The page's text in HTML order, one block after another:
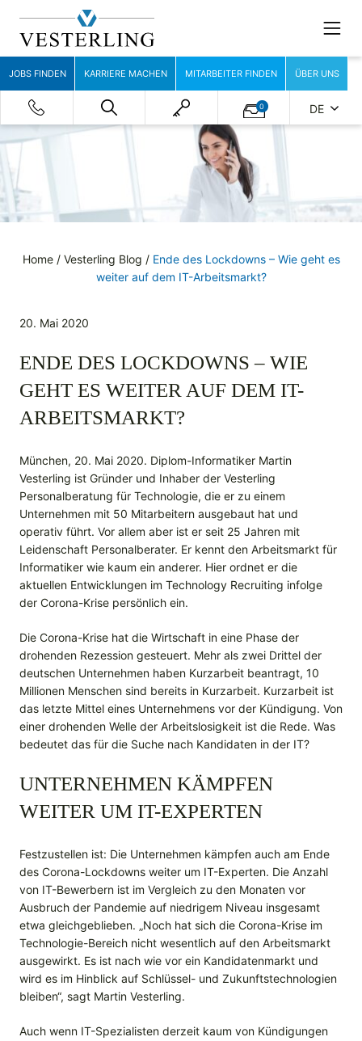
JOBS FINDEN KARRIERE MACHEN MITARBEITER FINDEN ÜBER UNS
0 DE
Home/ Vesterling Blog / Ende des Lockdowns – Wie geht es
weiter auf dem IT-Arbeitsmarkt?
20. Mai 2020
ENDE DES LOCKDOWNS – WIE
GEHT ES WEITER AUF DEM IT-
ARBEITSMARKT?
München, 20. Mai 2020. Diplom-Informatiker Martin
Vesterling ist Gründer und Inhaber der Vesterling
Personalberatung für Technologie, die er zu einem
Unternehmen mit 50 Mitarbeitern ausgebaut hat und
operativ führt. Vor allem aber ist er seit 25 Jahren mit
Leidenschaft Personalberater. Er kennt den Arbeitsmarkt für
Informatiker wie kaum ein anderer. Hier ordnet er die
aktuellen Entwicklungen im Technology Recruiting infolge
der Corona-Krise persönlich ein.
Die Corona-Krise hat die Wirtschaft in eine Phase der
drohenden Rezession gesteuert. Mehr als zwei Drittel der
deutschen Unternehmen haben Kurzarbeit beantragt, 10
Millionen Menschen sind bereits in Kurzarbeit. Kurzarbeit ist
das letzte Mittel eines Unternehmens vor der Kündigung. Von
einer drohenden Welle der Arbeitslosigkeit ist die Rede. Was
bedeutet das für die Suche nach Kandidaten in der IT?
UNTERNEHMEN KÄMPFEN
WEITER UM IT-EXPERTEN
Festzustellen ist: Die Unternehmen kämpfen auch am Ende
des Corona-Lockdowns weiter um IT-Experten. Die Anzahl
von IT-Bewerbern ist im Vergleich zu den Monaten vor
Ausbruch der Pandemie auf niedrigem Niveau insgesamt
etwa gleichgeblieben. „Noch hat sich die Corona-Krise im
Technologie-Bereich nicht wesentlich auf den Arbeitsmarkt
ausgewirkt. Es ist nach wie vor ein Kandidatenmarkt und
wird es im Hinblick auf Schlüssel- und Zukunftstechnologien
bleiben“, sagt Martin Vesterling.
Auch wenn IT-Spezialisten derzeit kaum von Kündigungen